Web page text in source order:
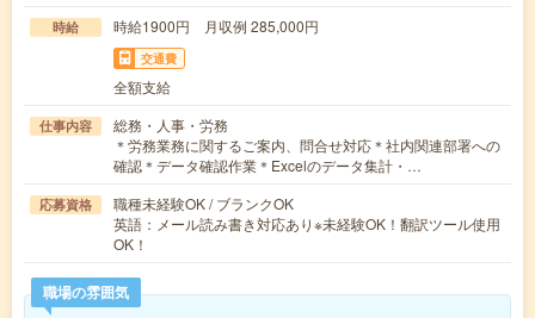
時給 時給1900円 月収例 285,000円
交通費
全額支給
仕事内容
総務・人事・労務
＊労務業務に関するご案内、問合せ対応＊社内関連部署への
確認＊データ確認作業＊Excelのデータ集計・…
応募資格
職種未経験OK / ブランクOK
英語：メール読み書き対応あり※未経験OK！翻訳ツール使用
OK！
職場の雰囲気